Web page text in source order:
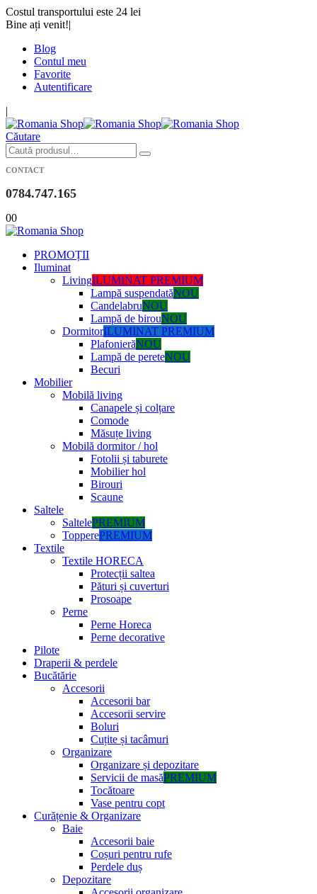
Costul transportului este 24 lei
Bine ați venit!|
Blog
Contul meu
Favorite
Autentificare
|
Căutare
CONTACT
0784.747.165
00
PROMOȚII
Iluminat
LivingILUMINAT PREMIUM
Lampă suspendatăNOU
CandelabruNOU
Lampă de birouNOU
DormitorILUMINAT PREMIUM
PlafonierăNOU
Lampă de pereteNOU
Becuri
Mobilier
Mobilă living
Canapele și colțare
Comode
Măsuțe living
Mobilă dormitor / hol
Fotolii și taburete
Mobilier hol
Birouri
Scaune
Saltele
SaltelePREMIUM
TopperePREMIUM
Textile
Textile HORECA
Protecții saltea
Pături și cuverturi
Prosoape
Perne
Perne Horeca
Perne decorative
Pilote
Draperii & perdele
Bucătărie
Accesorii
Accesorii bar
Accesorii servire
Boluri
Cuțite și tacâmuri
Organizare
Organizare și depozitare
Servicii de masăPREMIUM
Tocătoare
Vase pentru copt
Curățenie & Organizare
Baie
Accesorii baie
Coșuri pentru rufe
Perdele duș
Depozitare